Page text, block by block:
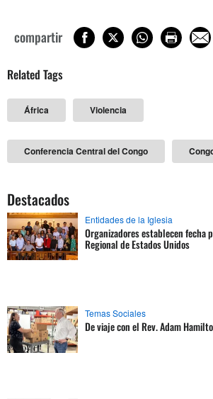
compartir
Related Tags
África Violencia
Conferencia Central del Congo
Destacados
Entidades de la Iglesia
Organizadores establecen fecha
Regional de Estados Unidos
Temas Sociales
De viaje con el Rev. Adam